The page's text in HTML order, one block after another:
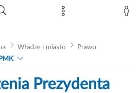
Władze i miasto
Prawo
Prezydenta